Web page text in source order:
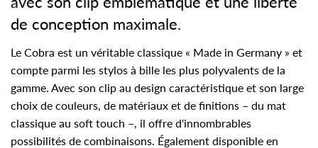
de conception maximale.
Le Cobra est un véritable classique « Made in Germany » et
compte parmi les stylos à bille les plus polyvalents de la
gamme. Avec son clip au design caractéristique et son large
choix de couleurs, de matériaux et de finitions – du mat
classique au soft touch –, il offre d'innombrables
possibilités de combinaisons. Également disponible en